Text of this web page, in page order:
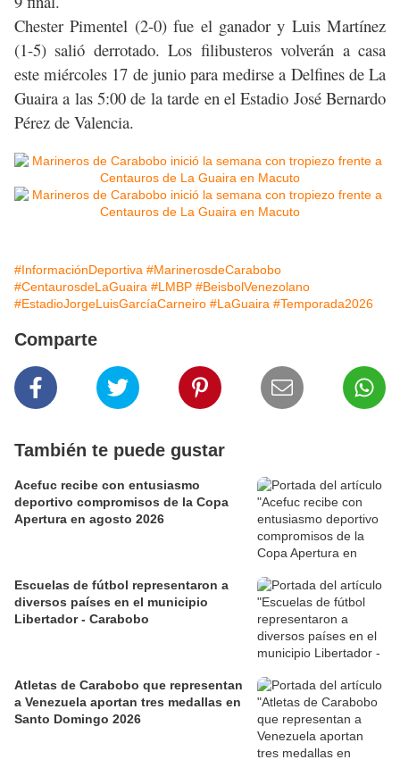
Chester Pimentel (2-0) fue el ganador y Luis Martínez
(1-5) salió derrotado. Los filibusteros volverán a casa
este miércoles 17 de junio para medirse a Delfines de La
Guaira a las 5:00 de la tarde en el Estadio José Bernardo
Pérez de Valencia.
#InformaciónDeportiva #MarinerosdeCarabobo
#CentaurosdeLaGuaira #LMBP #BeisbolVenezolano
#EstadioJorgeLuisGarcíaCarneiro #LaGuaira #Temporada2026
Comparte
También te puede gustar
Acefuc recibe con entusiasmo
deportivo compromisos de la Copa
Apertura en agosto 2026
Escuelas de fútbol representaron a
diversos países en el municipio
Libertador - Carabobo
Atletas de Carabobo que representan
a Venezuela aportan tres medallas en
Santo Domingo 2026